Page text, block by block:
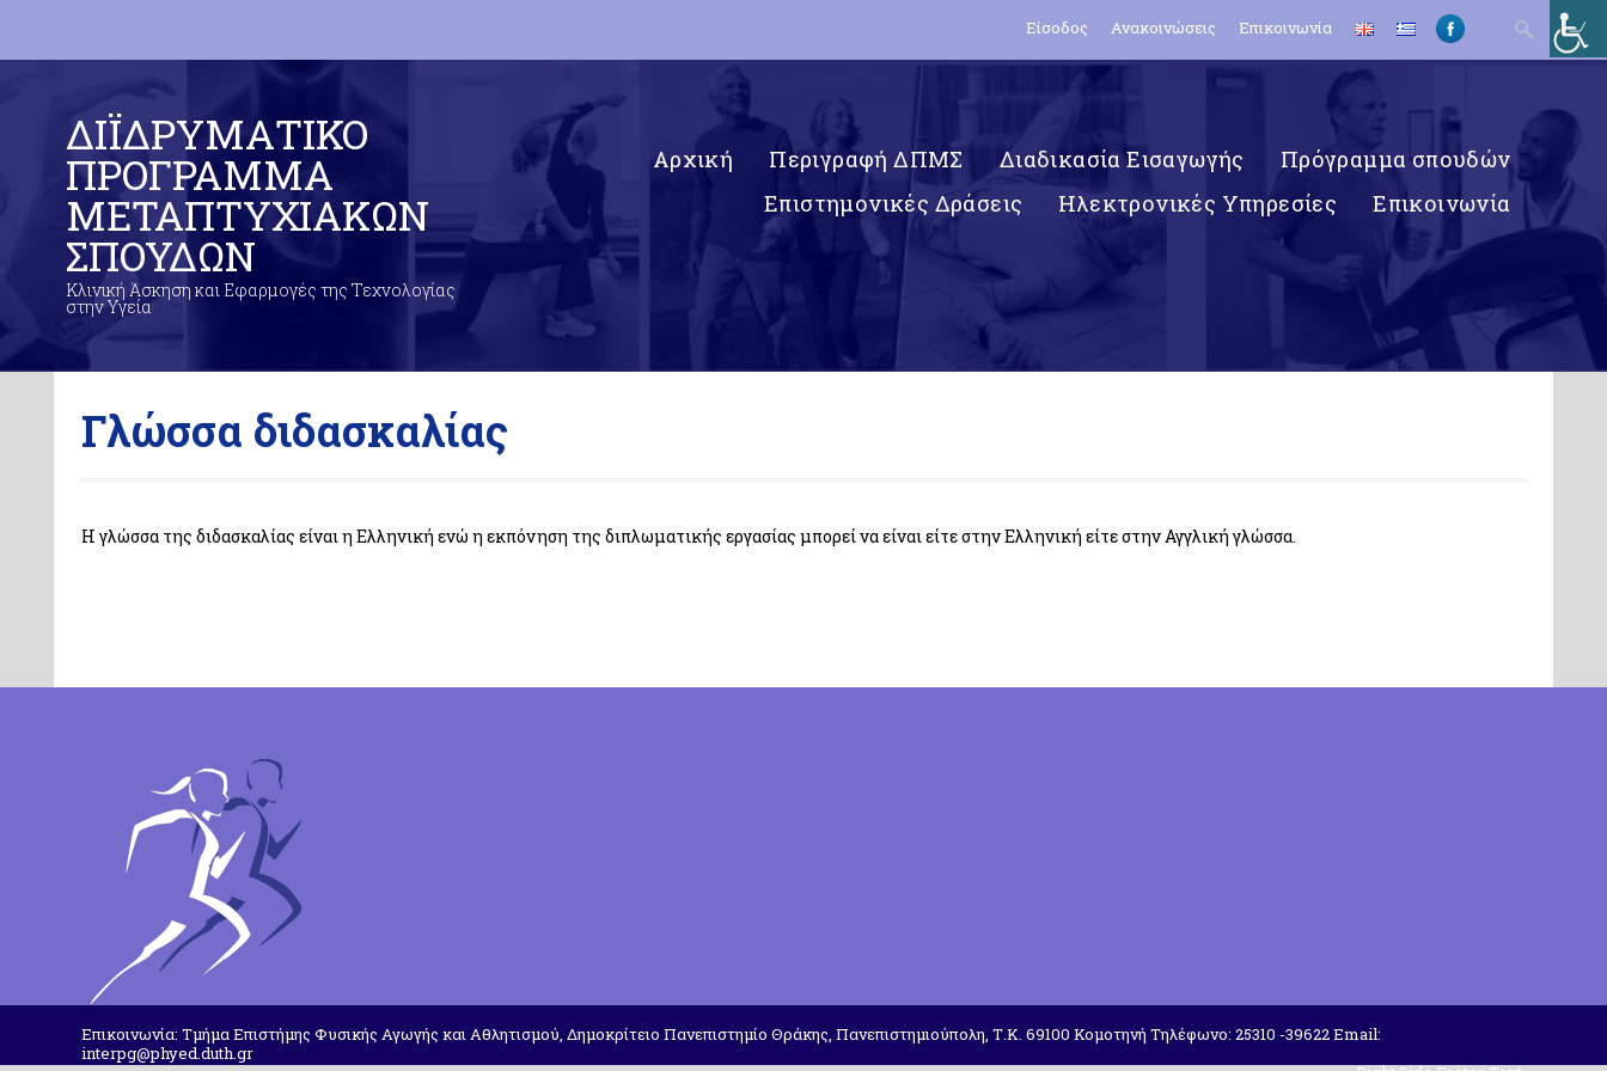
Είσοδος Ανακοινώσεις Επικοινωνία Search
for:
ΔΙΪΔΡΥΜΑΤΙΚΟ
ΠΡΟΓΡΑΜΜΑ
ΜΕΤΑΠΤΥΧΙΑΚΩΝ
ΣΠΟΥΔΩΝ
Κλινική Άσκηση και Εφαρμογές της Τεχνολογίας
στην Υγεία
Αρχική Περιγραφή ΔΠΜΣ Διαδικασία Εισαγωγής
Πρόγραμμα σπουδών
Επιστημονικές Δράσεις
Ηλεκτρονικές Υπηρεσίες Επικοινωνία
Γλώσσα διδασκαλίας
Η γλώσσα της διδασκαλίας είναι η Ελληνική ενώ η εκπόνηση της διπλωματικής εργασίας μπορεί να είναι είτε στην Ελληνική είτε στην Αγγλική γλώσσα.
Επικοινωνία: Τμήμα Επιστήμης Φυσικής Αγωγής και Αθλητισμού, Δημοκρίτειο Πανεπιστημίο Θράκης, Πανεπιστημιούπολη, Τ.Κ. 69100 Κομοτηνή Τηλέφωνο: 25310 -39622 Email:
interpg@phyed.duth.gr